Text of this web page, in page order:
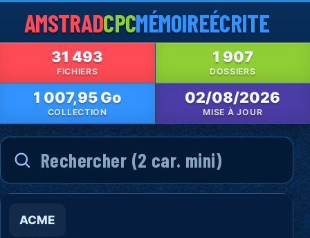
AMSTRADCPCMÉMOIREÉCRITE
31 493
FICHIERS
1 907
DOSSIERS
1 007,95 Go
COLLECTION
02/08/2026
MISE À JOUR
ACME